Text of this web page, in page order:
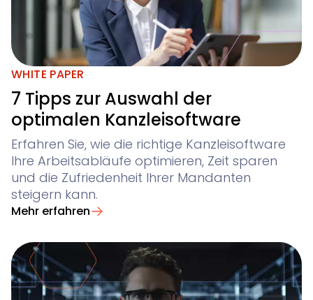
WHITE PAPER
7 Tipps zur Auswahl der
optimalen Kanzleisoftware
Erfahren Sie, wie die richtige Kanzleisoftware
Ihre Arbeitsabläufe optimieren, Zeit sparen
und die Zufriedenheit Ihrer Mandanten
steigern kann.
Mehr erfahren